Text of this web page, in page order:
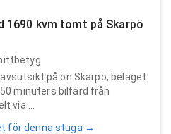
1690 kvm tomt på Skarpö
på ön Skarpö, beläget
minuters bilfärd från
via ...
för denna stuga →